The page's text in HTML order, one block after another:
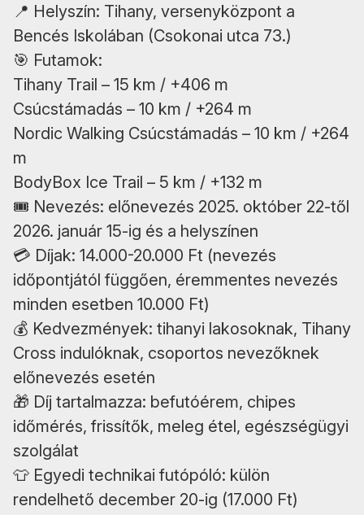
📍 Helyszín: Tihany, versenyközpont a
Bencés Iskolában (Csokonai utca 73.)
🎯 Futamok:
Tihany Trail – 15 km / +406 m
Csúcstámadás – 10 km / +264 m
Nordic Walking Csúcstámadás – 10 km / +264
m
BodyBox Ice Trail – 5 km / +132 m
🎟️ Nevezés: előnevezés 2025. október 22-től
2026. január 15-ig és a helyszínen
💳 Díjak: 14.000-20.000 Ft (nevezés
időpontjától függően, éremmentes nevezés
minden esetben 10.000 Ft)
💰 Kedvezmények: tihanyi lakosoknak, Tihany
Cross indulóknak, csoportos nevezőknek
előnevezés esetén
🎁 Díj tartalmazza: befutóérem, chipes
időmérés, frissítők, meleg étel, egészségügyi
szolgálat
👕 Egyedi technikai futópóló: külön
rendelhető december 20-ig (17.000 Ft)